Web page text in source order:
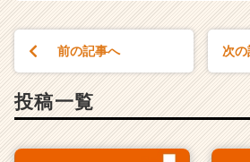
前の記事へ 次
投稿一覧